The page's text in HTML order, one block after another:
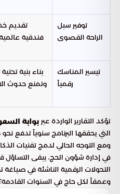
توفير سبل
الراحة القصوى
تقديم
فندقية
تيسير المناسك
رقمياً
بناء بنية
وتمنع حدوث
تؤكد التقارير الواردة عبر بوابة
التي يحققها البرنامج سنوياً تدفع
ومع التوجه الحالي لدمج تقنيات
في إدارة شؤون الحج، يبقى
التحولات الرقمية الناشئة في صياغة
وعمقاً لكل حاج في السنوات